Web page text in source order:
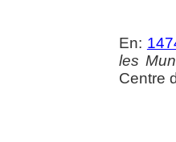
En:
les
Centre